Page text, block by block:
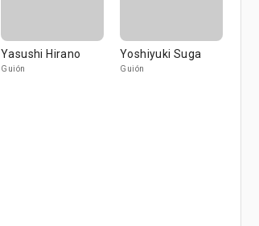
Yasushi Hirano
Guión
Yoshiyuki Suga
Guión